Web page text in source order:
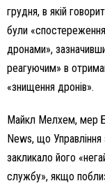
грудня, в якій
були
дронами»,
реагуючим» в
«знищення дронів».
Майкл Мелхем, мер
News, що Управління
закликало його
службу», якщо